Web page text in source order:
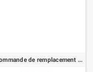
Télécommande de remplacement pour 3M S15, PROJECT.